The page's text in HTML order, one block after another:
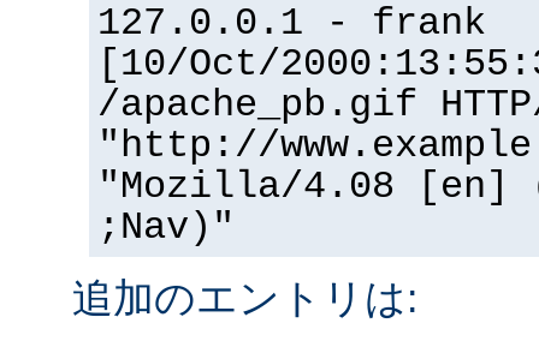
127.0.0.1 - frank
[10/Oct/
/apache_pb.gif
"http://
"Mozilla/4.08 [en]
;Nav)"
追加のエントリは: